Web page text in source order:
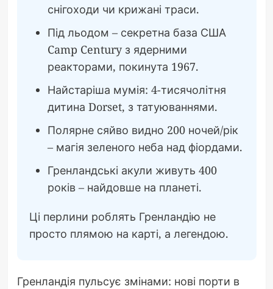
снігоходи чи крижані траси.
Під льодом – секретна база США
Camp Century з ядерними
реакторами, покинута 1967.
Найстаріша мумія: 4-тисячолітня
дитина Dorset, з татуюваннями.
Полярне сяйво видно 200 ночей/рік
– магія зеленого неба над фіордами.
Гренландські акули живуть 400
років – найдовше на планеті.
Ці перлини роблять Гренландію не
просто плямою на карті, а легендою.
Гренландія пульсує змінами: нові порти в